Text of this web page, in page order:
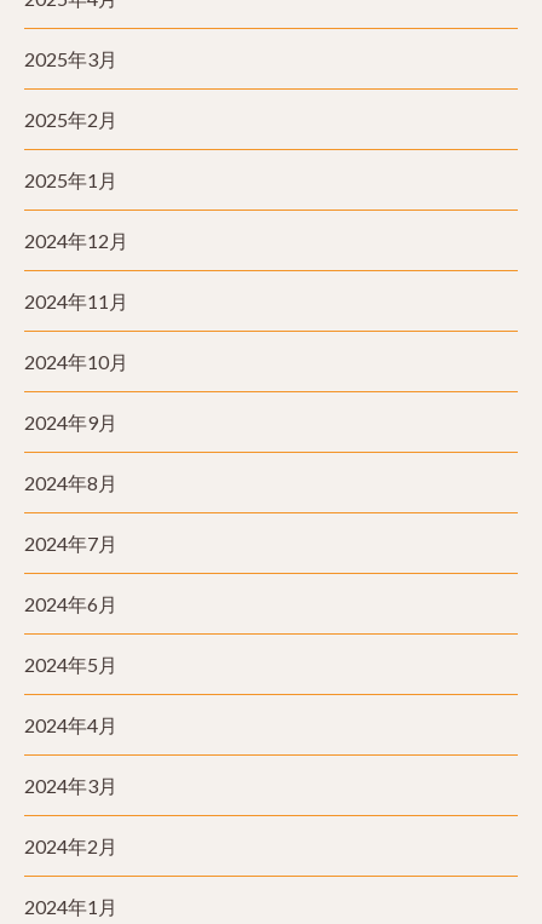
2025年3月
2025年2月
2025年1月
2024年12月
2024年11月
2024年10月
2024年9月
2024年8月
2024年7月
2024年6月
2024年5月
2024年4月
2024年3月
2024年2月
2024年1月